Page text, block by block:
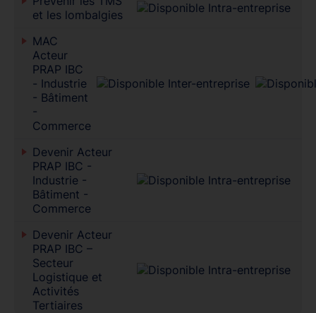
et les lombalgies
MAC
Acteur
PRAP IBC
- Industrie
- Bâtiment
-
Commerce
Devenir Acteur
PRAP IBC -
Industrie -
Bâtiment -
Commerce
Devenir Acteur
PRAP IBC –
Secteur
Logistique et
Activités
Tertiaires